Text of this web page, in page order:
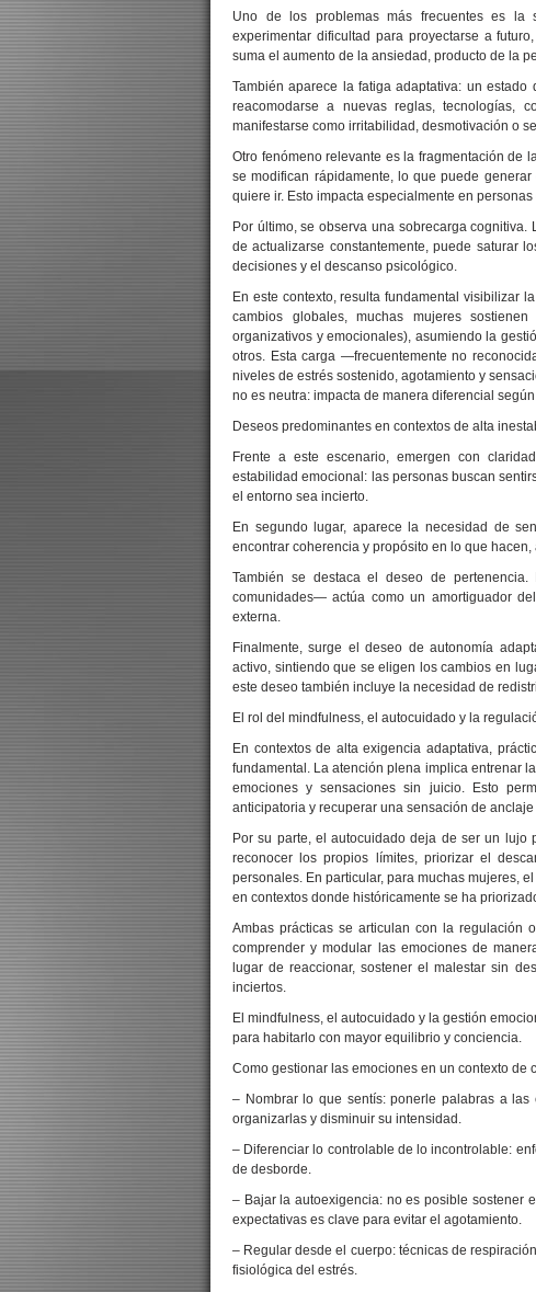
Uno de los problemas más frecuentes es la
experimentar dificultad para proyectarse a
suma el aumento de la ansiedad, producto de la
También aparece la fatiga adaptativa: un
reacomodarse a nuevas reglas, tecnologías,
manifestarse como irritabilidad, desmotivación o
Otro fenómeno relevante es la fragmentación de
se modifican rápidamente, lo que puede
quiere ir. Esto impacta especialmente en
Por último, se observa una sobrecarga
de actualizarse constantemente, puede saturar
decisiones y el descanso psicológico.
En este contexto, resulta fundamental visibilizar
cambios globales, muchas mujeres
organizativos y emocionales), asumiendo la
otros. Esta carga —frecuentemente no
niveles de estrés sostenido, agotamiento y
no es neutra: impacta de manera diferencial
Deseos predominantes en contextos de alta
Frente a este escenario, emergen con
estabilidad emocional: las personas buscan
el entorno sea incierto.
En segundo lugar, aparece la necesidad de
encontrar coherencia y propósito en lo que
También se destaca el deseo de
comunidades— actúa como un amortiguador
externa.
Finalmente, surge el deseo de autonomía
activo, sintiendo que se eligen los cambios en
este deseo también incluye la necesidad de
El rol del mindfulness, el autocuidado y la
En contextos de alta exigencia adaptativa,
fundamental. La atención plena implica entrenar
emociones y sensaciones sin juicio. Esto
anticipatoria y recuperar una sensación de
Por su parte, el autocuidado deja de ser un lujo
reconocer los propios límites, priorizar el
personales. En particular, para muchas mujeres,
en contextos donde históricamente se ha
Ambas prácticas se articulan con la regulación
comprender y modular las emociones de
lugar de reaccionar, sostener el malestar sin
inciertos.
El mindfulness, el autocuidado y la gestión
para habitarlo con mayor equilibrio y conciencia.
Como gestionar las emociones en un contexto de
– Nombrar lo que sentís: ponerle palabras a las
organizarlas y disminuir su intensidad.
– Diferenciar lo controlable de lo incontrolable:
de desborde.
– Bajar la autoexigencia: no es posible sostener
expectativas es clave para evitar el agotamiento.
– Regular desde el cuerpo: técnicas de
fisiológica del estrés.